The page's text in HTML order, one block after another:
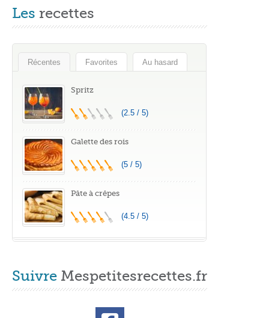
Les recettes
Récentes Favorites Au hasard
Spritz
(2.5 / 5)
Galette des rois
(5 / 5)
Pâte à crêpes
(4.5 / 5)
Suivre Mespetitesrecettes.fr